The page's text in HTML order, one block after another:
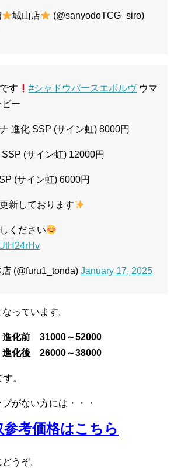
城山店
(@sanyodoTCG_siro)
す #シャドウバースエボルヴウマ
ー
進化 SSP (サイン虹) 8000円
(サイン虹) 12000円
(サイン虹) 6000円
新しております
ください
(@furu1_tonda) January 17, 2025
っています。
化前 31000～52000
化後 26000～38000
。
がない方には・・・
考価格はこちら
うぞ。